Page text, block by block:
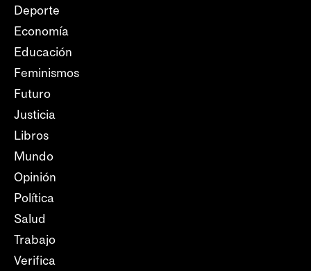
Deporte
Economía
Educación
Feminismos
Futuro
Justicia
Libros
Mundo
Opinión
Política
Salud
Trabajo
Verifica